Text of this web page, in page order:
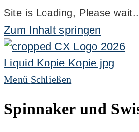
Site is Loading, Please
Zum Inhalt springen
Menü Schließen
Spinnaker und